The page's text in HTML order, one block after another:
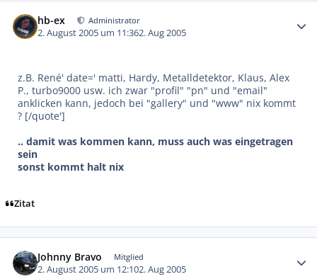
hb-ex Administrator
2. August 2005 um 11:362. Aug 2005
z.B. René' date=' matti, Hardy, Metalldetektor, Klaus, Alex
P., turbo9000 usw. ich zwar "profil" "pn" und "email"
anklicken kann, jedoch bei "gallery" und "www" nix kommt
? [/quote']
.. damit was kommen kann, muss auch was eingetragen
sein
sonst kommt halt nix
Zitat
Johnny Bravo Mitglied
2. August 2005 um 12:102. Aug 2005